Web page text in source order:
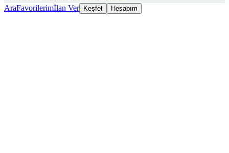
AraFavorilerimİlan Ver Keşfet Hesabım